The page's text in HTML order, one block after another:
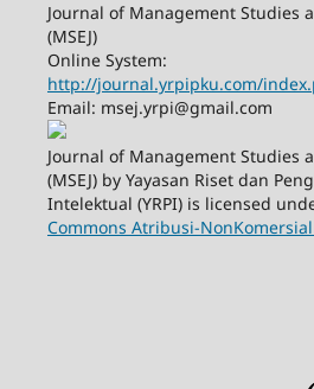
Journal of Management Studies
(MSEJ)
Online System:
http://journal.yrpipku.com/
Email: msej.yrpi@gmail.com
Journal of Management Studies
(MSEJ) by Yayasan Riset dan
Intelektual (YRPI) is licensed
Commons Atribusi-